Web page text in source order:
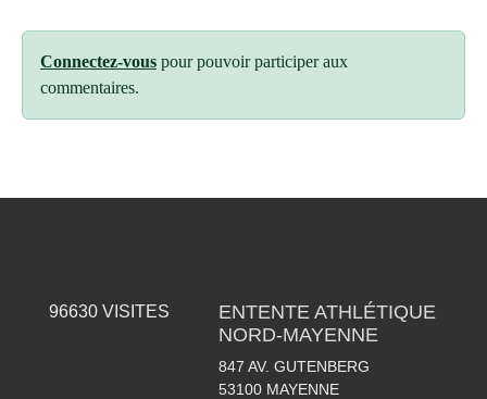
Connectez-vous pour pouvoir participer aux
commentaires.
96630VISITES
ENTENTE ATHLÉTIQUE
NORD-MAYENNE
847 AV. GUTENBERG
53100 MAYENNE